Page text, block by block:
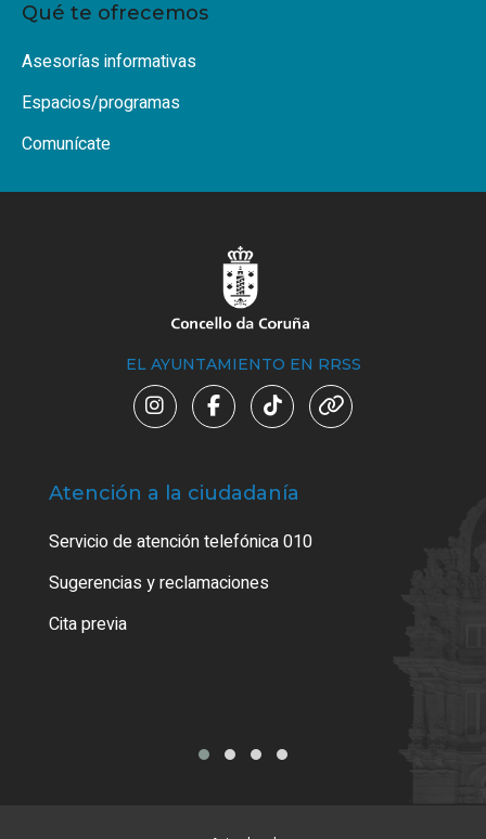
Qué te ofrecemos
Asesorías informativas
Espacios/programas
Comunícate
EL AYUNTAMIENTO EN RRSS
Atención a la ciudadanía
Servicio de atención telefónica 010
Sugerencias y reclamaciones
Cita previa